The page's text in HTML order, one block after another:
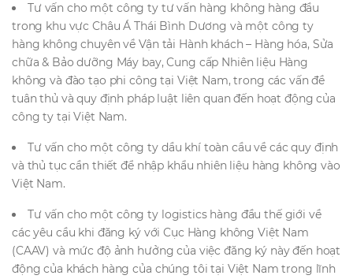
Tư vấn cho một công ty tư vấn hàng không hàng đầu
trong khu vực Châu Á Thái Bình Dương và một công ty
hàng không chuyên về Vận tải Hành khách – Hàng hóa, Sửa
chữa & Bảo dưỡng Máy bay, Cung cấp Nhiên liệu Hàng
không và đào tạo phi công tại Việt Nam, trong các vấn đề
tuân thủ và quy định pháp luật liên quan đến hoạt động của
công ty tại Việt Nam.
Tư vấn cho một công ty dầu khí toàn cầu về các quy định
và thủ tục cần thiết để nhập khẩu nhiên liệu hàng không vào
Việt Nam.
Tư vấn cho một công ty logistics hàng đầu thế giới về
các yêu cầu khi đăng ký với Cục Hàng không Việt Nam
(CAAV) và mức độ ảnh hưởng của việc đăng ký này đến hoạt
động của khách hàng của chúng tôi tại Việt Nam trong lĩnh